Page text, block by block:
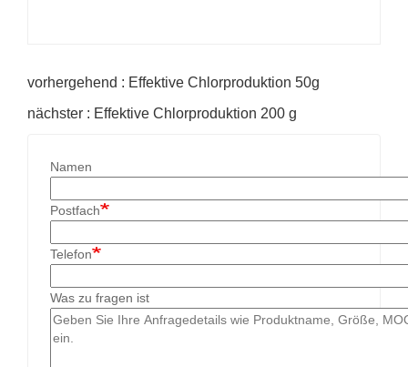
vorhergehend : Effektive Chlorproduktion 50g
nächster : Effektive Chlorproduktion 200 g
Namen
Postfach
Telefon
Was zu fragen ist